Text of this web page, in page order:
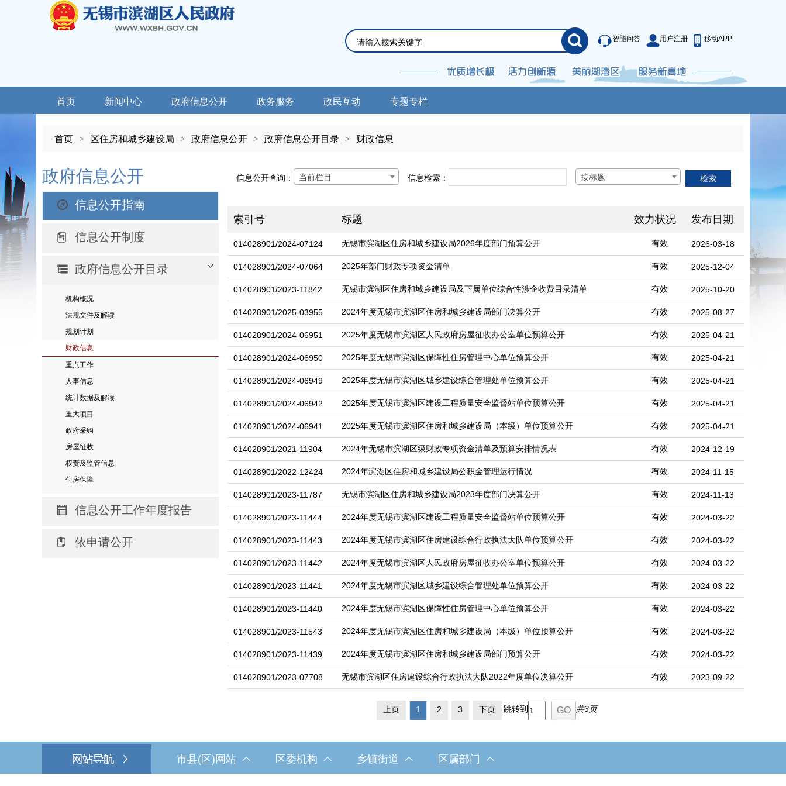
智能问答 用户注册 移动APP
首页 新闻中心 政府信息公开 政务服务 政民互动 专题专栏
首页 > 区住房和城乡建设局 > 政府信息公开 > 政府信息公开目录 > 财政信息
政府信息公开
信息公开指南
信息公开制度
政府信息公开目录
机构概况
法规文件及解读
规划计划
财政信息
重点工作
人事信息
统计数据及解读
重大项目
政府采购
房屋征收
权责及监管信息
住房保障
信息公开工作年度报告
依申请公开
信息公开查询： 当前栏目 信息检索： 按标题
索引号 标题 效力状况 发布日期
014028901/2024-07124 无锡市滨湖区住房和城乡建设局2026年度部门预算公开 有效 2026-03-18
014028901/2024-07064 2025年部门财政专项资金清单 有效 2025-12-04
014028901/2023-11842 无锡市滨湖区住房和城乡建设局及下属单位综合性涉企收费目录清单 有效 2025-10-20
014028901/2025-03955 2024年度无锡市滨湖区住房和城乡建设局部门决算公开 有效 2025-08-27
014028901/2024-06951 2025年度无锡市滨湖区人民政府房屋征收办公室单位预算公开 有效 2025-04-21
014028901/2024-06950 2025年度无锡市滨湖区保障性住房管理中心单位预算公开 有效 2025-04-21
014028901/2024-06949 2025年度无锡市滨湖区城乡建设综合管理处单位预算公开 有效 2025-04-21
014028901/2024-06942 2025年度无锡市滨湖区建设工程质量安全监督站单位预算公开 有效 2025-04-21
014028901/2024-06941 2025年度无锡市滨湖区住房和城乡建设局（本级）单位预算公开 有效 2025-04-21
014028901/2021-11904 2024年无锡市滨湖区级财政专项资金清单及预算安排情况表 有效 2024-12-19
014028901/2022-12424 2024年滨湖区住房和城乡建设局公积金管理运行情况 有效 2024-11-15
014028901/2023-11787 无锡市滨湖区住房和城乡建设局2023年度部门决算公开 有效 2024-11-13
014028901/2023-11444 2024年度无锡市滨湖区建设工程质量安全监督站单位预算公开 有效 2024-03-22
014028901/2023-11443 2024年度无锡市滨湖区住房建设综合行政执法大队单位预算公开 有效 2024-03-22
014028901/2023-11442 2024年度无锡市滨湖区人民政府房屋征收办公室单位预算公开 有效 2024-03-22
014028901/2023-11441 2024年度无锡市滨湖区城乡建设综合管理处单位预算公开 有效 2024-03-22
014028901/2023-11440 2024年度无锡市滨湖区保障性住房管理中心单位预算公开 有效 2024-03-22
014028901/2023-11543 2024年度无锡市滨湖区住房和城乡建设局（本级）单位预算公开 有效 2024-03-22
014028901/2023-11439 2024年度无锡市滨湖区住房和城乡建设局部门预算公开 有效 2024-03-22
014028901/2023-07708 无锡市滨湖区住房建设综合行政执法大队2022年度单位决算公开 有效 2023-09-22
上页 1 2 3 下页 跳转到 共3页
市县(区)网站 区委机构 乡镇街道 区属部门